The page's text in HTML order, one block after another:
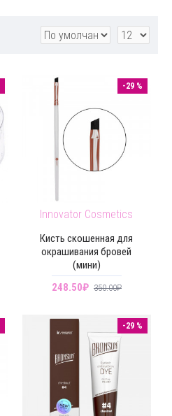
-29 %
Innovator Cosmetics
Кисть скошенная для
окрашивания бровей
(мини)
248.50₽ 350.00₽
-29 %